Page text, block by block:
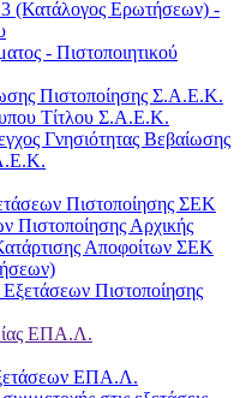
(Κατάλογος Ερωτήσεων) -
- Πιστοποιητικού
Πιστοποίησης Σ.Α.Ε.Κ.
Τίτλου Σ.Α.Ε.Κ.
Γνησιότητας Βεβαίωσης
Πιστοποίησης ΣΕΚ
Πιστοποίησης Αρχικής
Αποφοίτων ΣΕΚ
Πιστοποίησης
ΕΠΑ.Λ.
ΕΠΑ.Λ.